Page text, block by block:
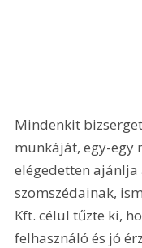
Mindenkit
munkáját, egy-egy
elégedetten ajánlja
szomszédainak,
Kft. célul tűzte ki,
felhasználó és jó